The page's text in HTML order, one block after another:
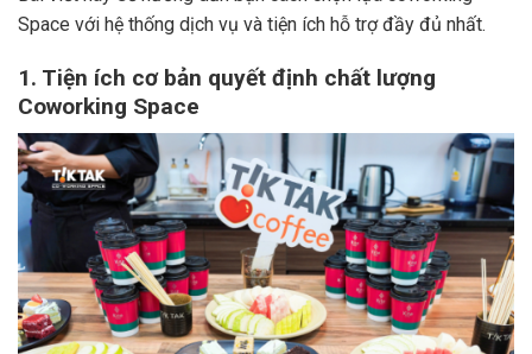
Space với hệ thống dịch vụ và tiện ích hỗ trợ đầy đủ nhất.
1. Tiện ích cơ bản quyết định chất lượng
Coworking Space